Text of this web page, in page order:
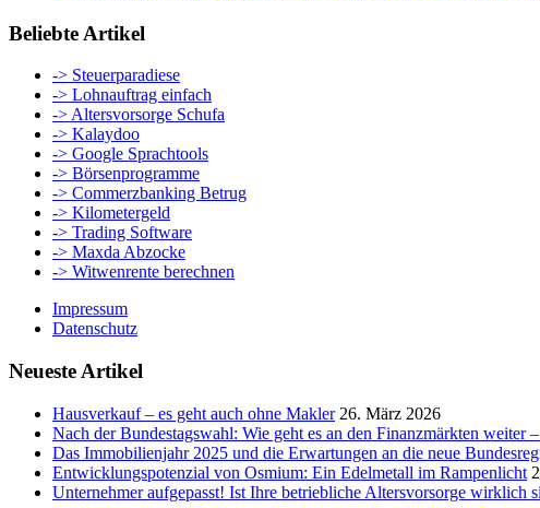
Beliebte Artikel
-> Steuerparadiese
-> Lohnauftrag einfach
-> Altersvorsorge Schufa
-> Kalaydoo
-> Google Sprachtools
-> Börsenprogramme
-> Commerzbanking Betrug
-> Kilometergeld
-> Trading Software
-> Maxda Abzocke
-> Witwenrente berechnen
Impressum
Datenschutz
Neueste Artikel
Hausverkauf – es geht auch ohne Makler 26. März 2026
Nach der Bundestagswahl: Wie geht es an den Finanzmärkten weiter
Das Immobilienjahr 2025 und die Erwartungen an die neue
Entwicklungspotenzial von Osmium: Ein Edelmetall im Rampenlicht
Unternehmer aufgepasst! Ist Ihre betriebliche Altersvorsorge wirklich